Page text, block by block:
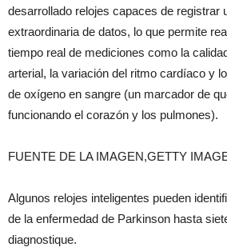
desarrollado relojes capaces de registrar
extraordinaria de datos, lo que permite
tiempo real de mediciones como la
arterial, la variación del ritmo cardíaco y
de oxígeno en sangre (un marcador de
funcionando el corazón y los pulmones).
FUENTE DE LA IMAGEN,GETTY
Algunos relojes inteligentes pueden
de la enfermedad de Parkinson hasta
diagnostique.